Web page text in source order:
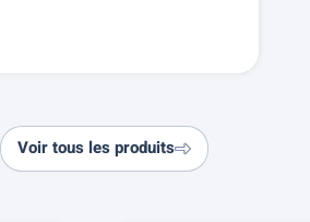
Voir tous les produits